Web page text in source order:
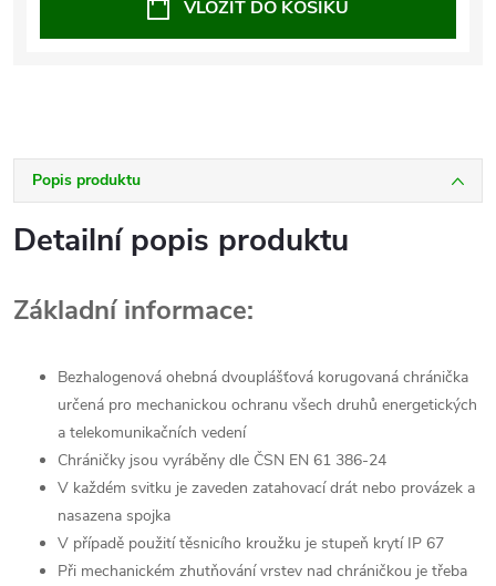
VLOŽIT DO KOŠÍKU
Popis produktu
Detailní popis produktu
Základní informace:
Bezhalogenová ohebná dvouplášťová korugovaná chránička
určená pro mechanickou ochranu všech druhů energetických
a telekomunikačních vedení
Chráničky jsou vyráběny dle ČSN EN 61 386-24
V každém svitku je zaveden zatahovací drát nebo provázek a
nasazena spojka
V případě použití těsnicího kroužku je stupeň krytí IP 67
Při mechanickém zhutňování vrstev nad chráničkou je třeba